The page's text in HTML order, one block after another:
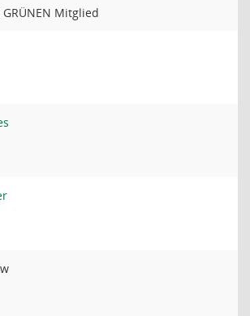
GRÜNEN Mitglied